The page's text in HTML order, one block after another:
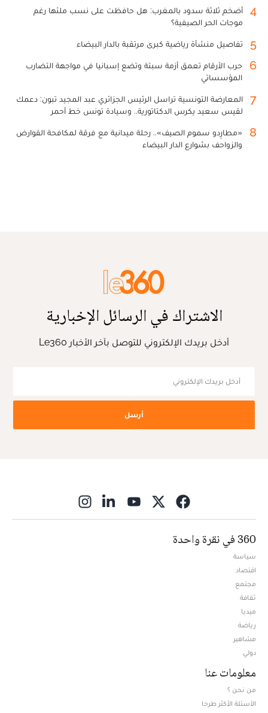
4
أضخم ثلاثة سدود بالمغرب: هل حافظت على نسب ملئها رغم
موجات الحر الصيفية؟
5 تفاصيل منشأة رياضية كبرى مرتقبة بالدار البيضاء
6
حرب الأرقام تعمق أزمة سبتة وتضع إسبانيا في مواجهة التضارب
المؤسساتي
7
المعارضة التونسية تراسل الرئيس الجزائري عبد المجيد تبون: دعمك
لقيس سعيد يكرس الدكتاتورية.. وسيادة تونس خط أحمر
8
«مطارِدو سموم الصيف».. رحلة ميدانية مع فرقة لمكافحة القوارض
والزواحف بشوارع الدار البيضاء
الاشتراك في الرسائل الإخبارية
أدخل بريدك الإلكتروني للتوصل بآخر الأخبار Le360
أرسل
360 في نقرة واحدة
سياسة
اقتصاد
مجتمع
ثقافة
ميديا
رياضة
مشاهير
دولي
معلومات عنا
من نحن ؟
الأسئلة الأكثر طرحا